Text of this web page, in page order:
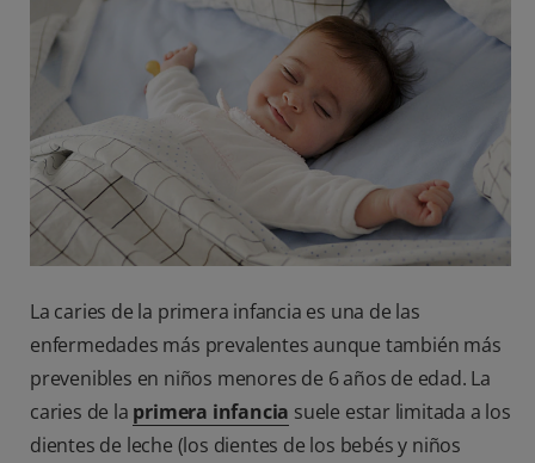
CORRESPONDENCIA DE PRODUCTOS
PARA PROFESIONALES
CUPONES
US (ES)
La caries de la primera infancia es una de las
enfermedades más prevalentes aunque también más
prevenibles en niños menores de 6 años de edad. La
caries de la primera infancia suele estar limitada a los
dientes de leche (los dientes de los bebés y niños